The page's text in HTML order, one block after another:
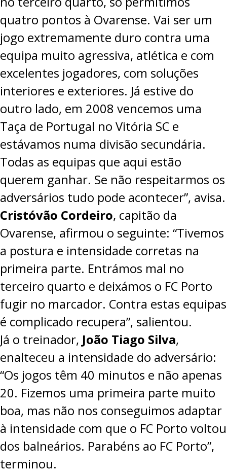
quatro pontos à Ovarense. Vai ser um
jogo extremamente duro contra uma
equipa muito agressiva, atlética e com
excelentes jogadores, com soluções
interiores e exteriores. Já estive do
outro lado, em 2008 vencemos uma
Taça de Portugal no Vitória SC e
estávamos numa divisão secundária.
Todas as equipas que aqui estão
querem ganhar. Se não respeitarmos os
adversários tudo pode acontecer”, avisa.
Cristóvão Cordeiro, capitão da
Ovarense, afirmou o seguinte: “Tivemos
a postura e intensidade corretas na
primeira parte. Entrámos mal no
terceiro quarto e deixámos o FC Porto
fugir no marcador. Contra estas equipas
é complicado recupera”, salientou.
Já o treinador, João Tiago Silva,
enalteceu a intensidade do adversário:
“Os jogos têm 40 minutos e não apenas
20. Fizemos uma primeira parte muito
boa, mas não nos conseguimos adaptar
à intensidade com que o FC Porto voltou
dos balneários. Parabéns ao FC Porto”,
terminou.